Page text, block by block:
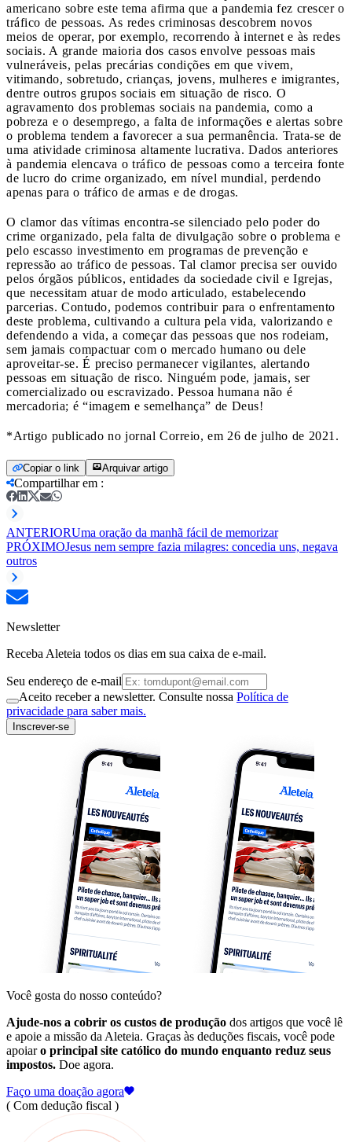
americano sobre este tema afirma que a pandemia fez crescer o
tráfico de pessoas. As redes criminosas descobrem novos
meios de operar, por exemplo, recorrendo à internet e às redes
sociais. A grande maioria dos casos envolve pessoas mais
vulneráveis, pelas precárias condições em que vivem,
vitimando, sobretudo, crianças, jovens, mulheres e imigrantes,
dentre outros grupos sociais em situação de risco. O
agravamento dos problemas sociais na pandemia, como a
pobreza e o desemprego, a falta de informações e alertas sobre
o problema tendem a favorecer a sua permanência. Trata-se de
uma atividade criminosa altamente lucrativa. Dados anteriores
à pandemia elencava o tráfico de pessoas como a terceira fonte
de lucro do crime organizado, em nível mundial, perdendo
apenas para o tráfico de armas e de drogas.
O clamor das vítimas encontra-se silenciado pelo poder do
crime organizado, pela falta de divulgação sobre o problema e
pelo escasso investimento em programas de prevenção e
repressão ao tráfico de pessoas. Tal clamor precisa ser ouvido
pelos órgãos públicos, entidades da sociedade civil e Igrejas,
que necessitam atuar de modo articulado, estabelecendo
parcerias. Contudo, podemos contribuir para o enfrentamento
deste problema, cultivando a cultura pela vida, valorizando e
defendendo a vida, a começar das pessoas que nos rodeiam,
sem jamais compactuar com o mercado humano ou dele
aproveitar-se. É preciso permanecer vigilantes, alertando
pessoas em situação de risco. Ninguém pode, jamais, ser
comercializado ou escravizado. Pessoa humana não é
mercadoria; é “imagem e semelhança” de Deus!
*Artigo publicado no jornal Correio, em 26 de julho de 2021.
Copiar o link Arquivar artigo
Compartilhar em :
ANTERIORUma oração da manhã fácil de memorizar
PRÓXIMOJesus nem sempre fazia milagres: concedia uns, negava
outros
Newsletter
Receba Aleteia todos os dias em sua caixa de e-mail.
Seu endereço de e-mail
Aceito receber a newsletter. Consulte nossa Política de
privacidade para saber mais.
Inscrever-se
Você gosta do nosso conteúdo?
Ajude-nos a cobrir os custos de produção dos artigos que você lê
e apoie a missão da Aleteia. Graças às deduções fiscais, você pode
apoiaro principal site católico do mundo enquanto reduz seus
impostos. Doe agora.
Faço uma doação agora
( Com dedução fiscal )